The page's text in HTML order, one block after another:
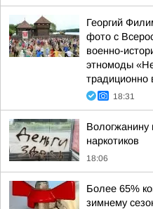
Георгий
фото с
военно-
этномоды
традиционно
18:31
Вологжанину
наркотиков
18:06
Более 65%
зимнему